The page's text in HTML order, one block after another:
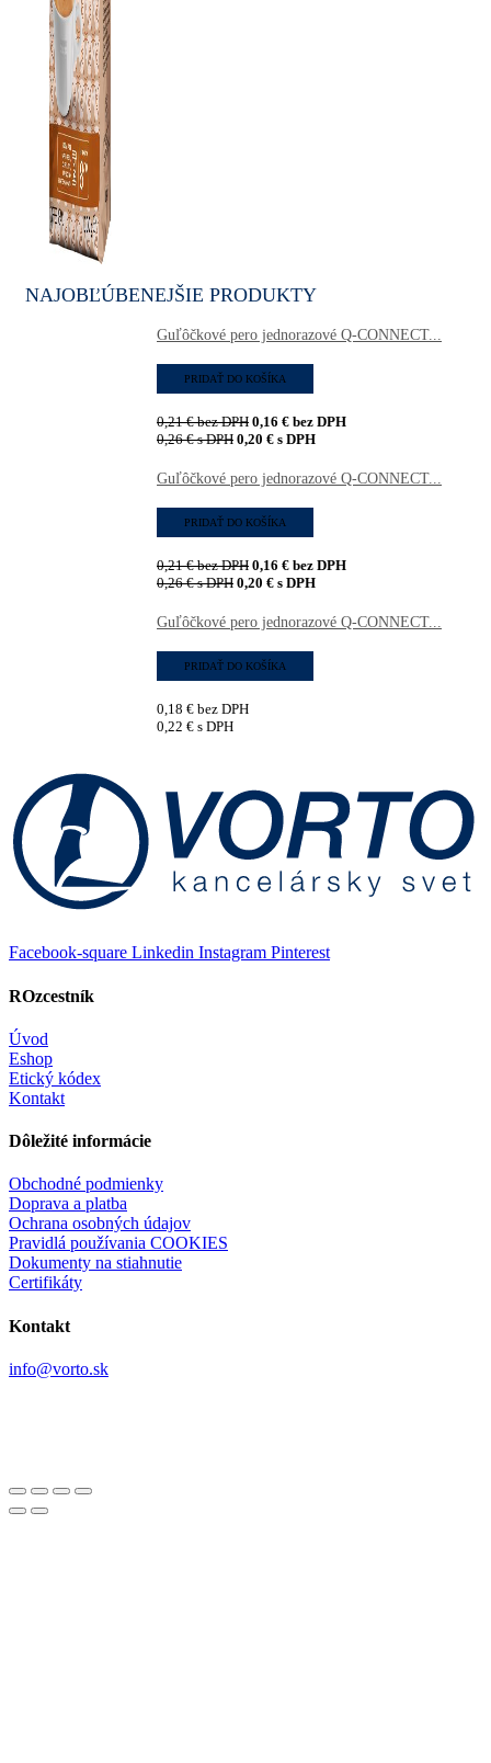
NAJOBĽÚBENEJŠIE PRODUKTY
Guľôčkové pero jednorazové Q-CONNECT...
0,21€bez DPH 0,16 € bez DPH
0,26€s DPH 0,20 € s DPH
PRIDAŤ DO KOŠÍKA
Guľôčkové pero jednorazové Q-CONNECT...
0,21€bez DPH 0,16 € bez DPH
0,26€s DPH 0,20 € s DPH
PRIDAŤ DO KOŠÍKA
Guľôčkové pero jednorazové Q-CONNECT...
0,18 € bez DPH
0,22 € s DPH
PRIDAŤ DO KOŠÍKA
Facebook-square Linkedin Instagram Pinterest
ROzcestník
Úvod
Eshop
Etický kódex
Kontakt
Dôležité informácie
Obchodné podmienky
Doprava a platba
Ochrana osobných údajov
Pravidlá používania COOKIES
Dokumenty na stiahnutie
Certifikáty
Kontakt
info@vorto.sk